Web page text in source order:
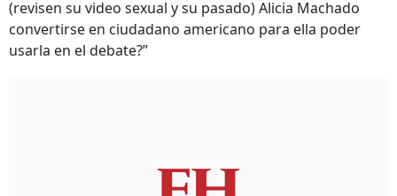
(revisen su video sexual y su pasado) Alicia Machado
convertirse en ciudadano americano para ella poder
usarla en el debate?”